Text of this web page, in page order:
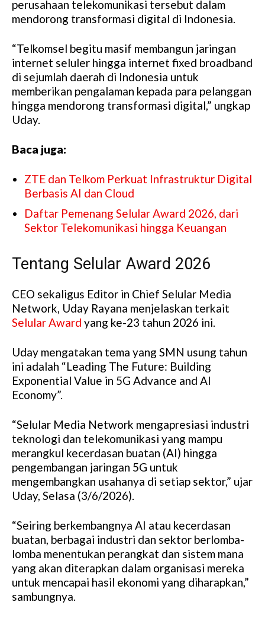
perusahaan telekomunikasi tersebut dalam
mendorong transformasi digital di Indonesia.
“Telkomsel begitu masif membangun jaringan
internet seluler hingga internet fixed broadband
di sejumlah daerah di Indonesia untuk
memberikan pengalaman kepada para pelanggan
hingga mendorong transformasi digital,” ungkap
Uday.
Baca juga:
ZTE dan Telkom Perkuat Infrastruktur Digital
Berbasis AI dan Cloud
Daftar Pemenang Selular Award 2026, dari
Sektor Telekomunikasi hingga Keuangan
Tentang Selular Award 2026
CEO sekaligus Editor in Chief Selular Media
Network, Uday Rayana menjelaskan terkait
Selular Award yang ke-23 tahun 2026 ini.
Uday mengatakan tema yang SMN usung tahun
ini adalah “Leading The Future: Building
Exponential Value in 5G Advance and AI
Economy”.
“Selular Media Network mengapresiasi industri
teknologi dan telekomunikasi yang mampu
merangkul kecerdasan buatan (AI) hingga
pengembangan jaringan 5G untuk
mengembangkan usahanya di setiap sektor,” ujar
Uday, Selasa (3/6/2026).
“Seiring berkembangnya AI atau kecerdasan
buatan, berbagai industri dan sektor berlomba-
lomba menentukan perangkat dan sistem mana
yang akan diterapkan dalam organisasi mereka
untuk mencapai hasil ekonomi yang diharapkan,”
sambungnya.